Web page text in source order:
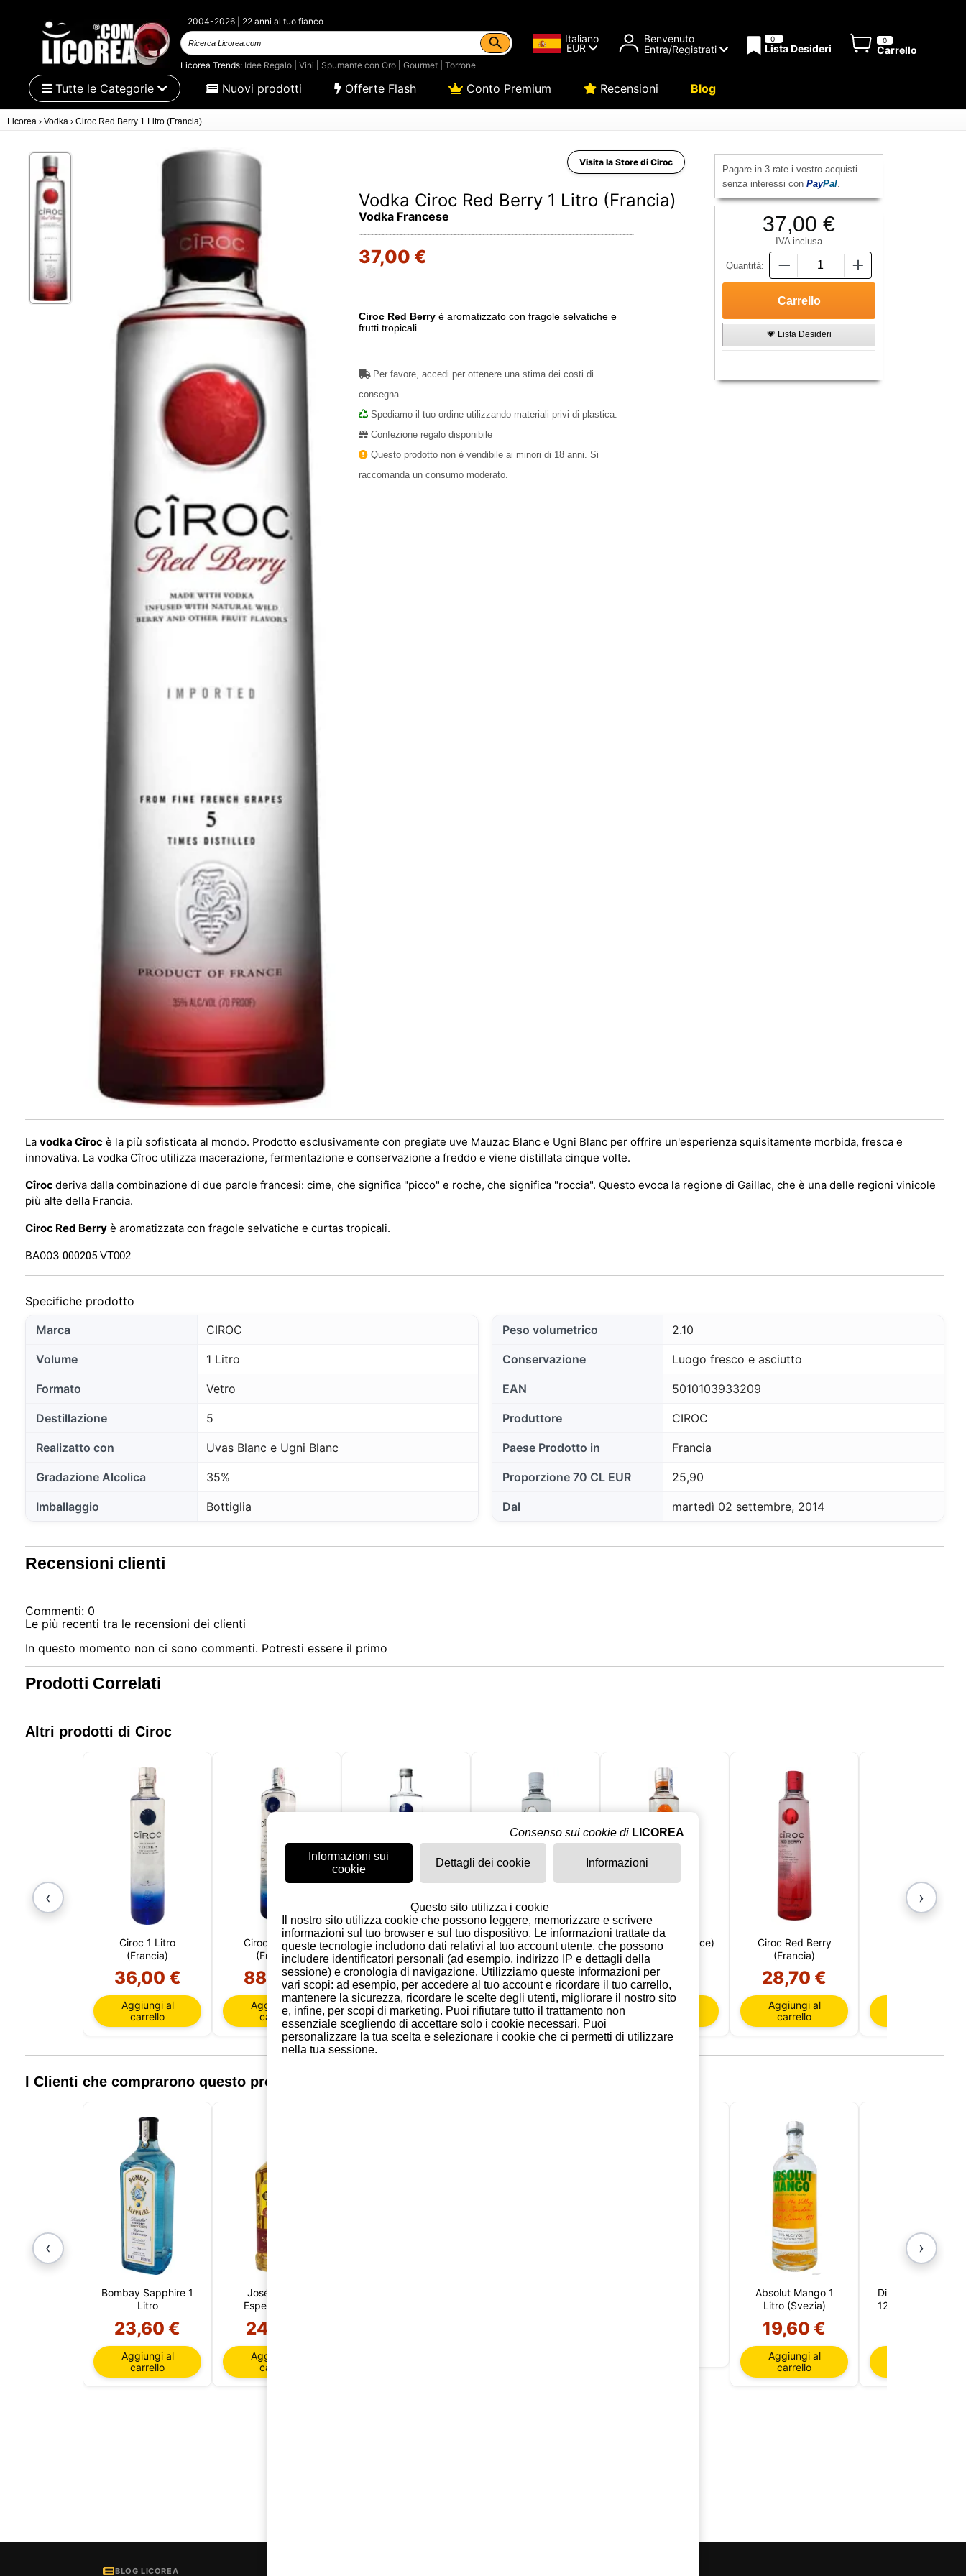
2004-2026 | 22 anni al tuo fianco
Ricerca Licorea.com
Licorea Trends: Idee Regalo| Vini Spumante con Oro| Gourmet| Torrone
Italiano
EUR
Benvenuto
Entra/Registrati
0
Lista Desideri
0
Carrello
Tutte le Categorie Nuovi prodotti Offerte Flash Conto Premium Recensioni Blog
Licorea › Vodka › Ciroc Red Berry 1 Litro (Francia)
Visita la Store di Ciroc
Vodka Ciroc Red Berry 1 Litro (Francia)
Vodka Francese
37,00 €
Ciroc Red Berry è aromatizzato con fragole selvatiche e
frutti tropicali.
Per favore, accedi per ottenere una stima dei costi di
consegna.
Spediamo il tuo ordine utilizzando materiali privi di plastica.
Confezione regalo disponibile
Questo prodotto non è vendibile ai minori di 18 anni. Si
raccomanda un consumo moderato.
Pagare in 3 rate i vostro acquisti
senza interessi con PayPal.
37,00 €
IVA inclusa
Quantità:
💗 Lista Desideri
La vodka Cîroc è la più sofisticata al mondo. Prodotto esclusivamente con pregiate uve Mauzac Blanc e Ugni Blanc per offrire un'esperienza squisitamente morbida, fresca e
innovativa. La vodka Cîroc utilizza macerazione, fermentazione e conservazione a freddo e viene distillata cinque volte.
Cîrocderiva dalla combinazione di due parole francesi: cime, che significa "picco" e roche, che significa "roccia". Questo evoca la regione di Gaillac, che è una delle regioni vinicole
più alte della Francia.
Ciroc Red Berry è aromatizzata con fragole selvatiche e curtas tropicali.
BA003 000205 VT002
Specifiche prodotto
Marca
CIROC
Volume 1 Litro
Formato Vetro
Destillazione 5
Realizatto con Uvas Blanc e Ugni Blanc
Gradazione Alcolica 35%
Imballaggio Bottiglia
Peso volumetrico 2.10
Conservazione Luogo fresco e asciutto
EAN 5010103933209
Produttore CIROC
Paese Prodotto in Francia
Proporzione 70 CL EUR 25,90
Dal martedì 02 settembre, 2014
Recensioni clienti
Commenti: 0
Le più recenti tra le recensioni dei clienti
In questo momento non ci sono commenti. Potresti essere il primo
Prodotti Correlati
Altri prodotti di Ciroc
‹
Ciroc 1 Litro
(Francia)
36,00 €
Aggiungi al
carrello
Ciroc 1.75 Litri
(Francia)
88,95 €
Aggiungi al
carrello
Ciroc 3 Litri (Francia)
172,40 €
Aggiungi al
carrello
Ciroc Coconut
(Francia)
28,50 €
Aggiungi al
carrello
Ciroc Peach (France)
28,50 €
Aggiungi al
Ciroc Red Berry
(Francia)
28,70 €
Aggiungi al
carrello
›
I Clienti che comprarono questo prodotto, hanno comprato anche
‹
Bombay Sapphire 1
Litro
23,60 €
Aggiungi al
carrello
José Cuervo
Especial 1 litro
24,15 €
Aggiungi al
carrello
Smirnoff 3 Litri
Absolut Mango 1
Litro (Svezia)
19,60 €
Aggiungi al
carrello
Diplomatico
12 Anni
›
BLOG LICOREA
Consenso sui cookie di LICOREA
Informazioni sui
cookie
Dettagli dei cookie Informazioni
Questo sito utilizza i cookie
Il nostro sito utilizza cookie che possono leggere, memorizzare e scrivere
informazioni sul tuo browser e sul tuo dispositivo. Le informazioni trattate da
queste tecnologie includono dati relativi al tuo account utente, che possono
includere identificatori personali (ad esempio, indirizzo IP e dettagli della
sessione) e cronologia di navigazione. Utilizziamo queste informazioni per
vari scopi: ad esempio, per accedere al tuo account e ricordare il tuo carrello,
mantenere la sicurezza, ricordare le scelte degli utenti, migliorare il nostro sito
e, infine, per scopi di marketing. Puoi rifiutare tutto il trattamento non
essenziale scegliendo di accettare solo i cookie necessari. Puoi
personalizzare la tua scelta e selezionare i cookie che ci permetti di utilizzare
nella tua sessione.